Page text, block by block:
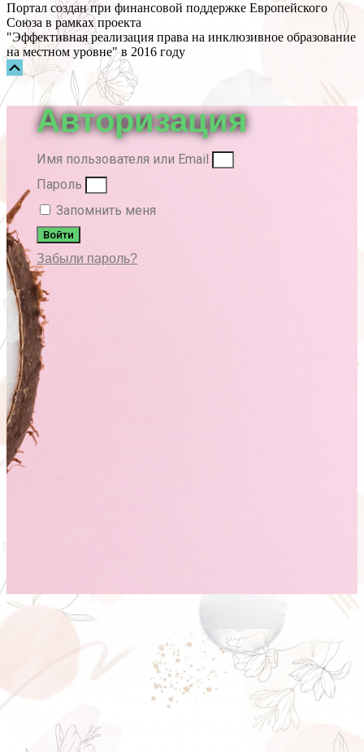
Портал создан при финансовой поддержке Европейского
Союза в рамках проекта
"Эффективная реализация права на инклюзивное образование
на местном уровне" в 2016 году
Прокрутка
вверх
Авторизация
Имя пользователя или Email
Пароль
Запомнить меня
Войти
Забыли пароль?